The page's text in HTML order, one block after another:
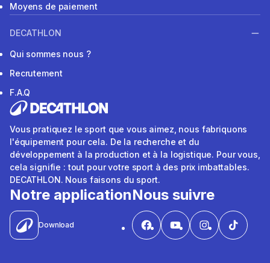
Moyens de paiement
DECATHLON
Qui sommes nous ?
Recrutement
F.A.Q
Vous pratiquez le sport que vous aimez, nous fabriquons
l'équipement pour cela. De la recherche et du
développement à la production et à la logistique. Pour vous,
cela signifie : tout pour votre sport à des prix imbattables.
DECATHLON. Nous faisons du sport.
Notre application
Download
Nous suivre